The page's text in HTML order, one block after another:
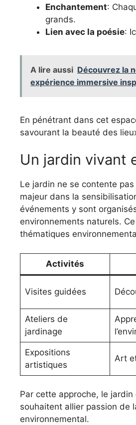
Enchantement:
grands.
Lien avec la poésie:
A lire aussi Découvrez la
expérience immersive
En pénétrant dans cet
savourant la beauté des
Un jardin vivant
Le jardin ne se contente
majeur dans la
événements y sont
environnements naturels.
thématiques
Activités
Visites guidées
Ateliers de
jardinage
Expositions
artistiques
Art
Par cette approche, le
souhaitent allier passion de
environnemental.